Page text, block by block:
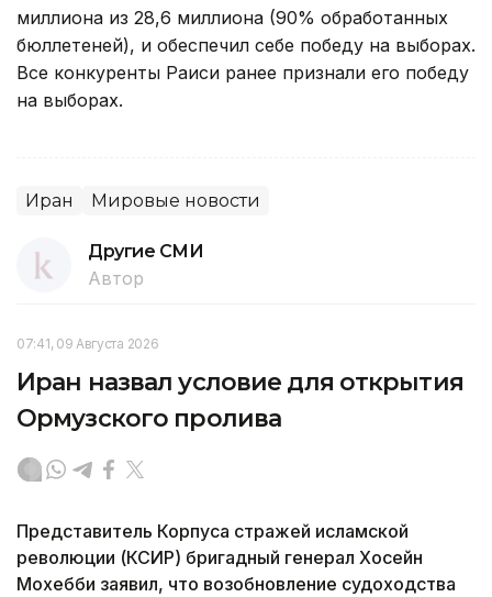
миллиона из 28,6 миллиона (90% обработанных
бюллетеней), и обеспечил себе победу на выборах.
Все конкуренты Раиси ранее признали его победу
на выборах.
Иран Мировые новости
Другие СМИ
Автор
07:41, 09 Августа 2026
Иран назвал условие для открытия
Ормузского пролива
Представитель Корпуса стражей исламской
революции (КСИР) бригадный генерал Хосейн
Мохебби заявил, что возобновление судоходства